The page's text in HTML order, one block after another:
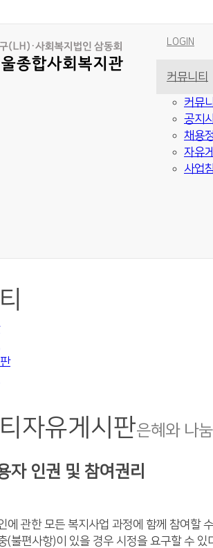
LOGIN
커뮤니티
커뮤
공지
채용
자유
사업
자유게시판은혜와 나
자 인권 및 참여권리
에 관한 모든 복지사업 과정에 함께 참여할
(불편사항)이 있을 경우 시정을 요구할 수 있